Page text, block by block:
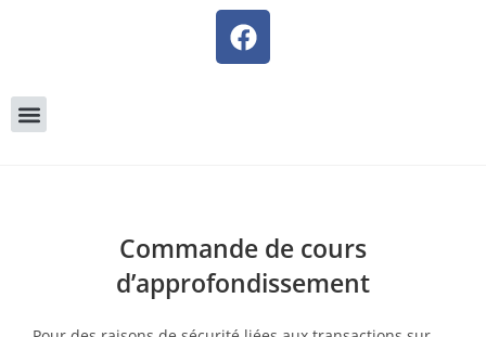
Commande de cours
d’approfondissement